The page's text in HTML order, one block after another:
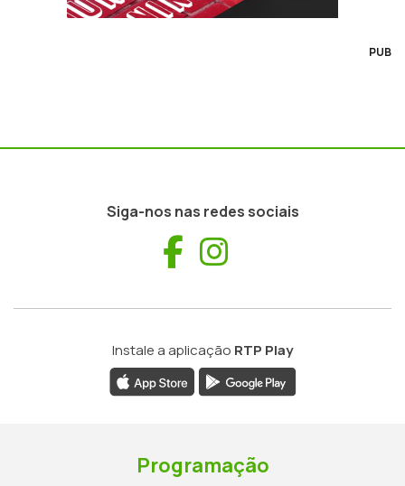
PUB
Siga-nos nas redes sociais
Facebook
Instale a aplicação RTP Play
Programação